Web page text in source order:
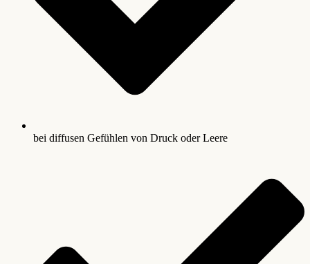
bei diffusen Gefühlen von Druck oder Leere